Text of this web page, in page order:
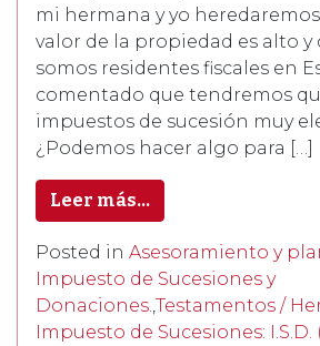
mi hermana y yo heredaremos
valor de la propiedad es alto y
somos residentes fiscales en
comentado que tendremos
impuestos de sucesión muy
¿Podemos hacer algo para […]
Leer más…
Posted in Asesoramiento y
Impuesto de Sucesiones y
Donaciones. Testamentos /
Impuesto de Sucesiones: